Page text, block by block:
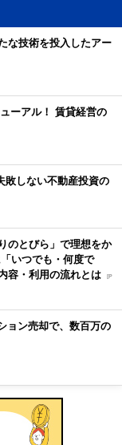
な技術を投入したアー
ーアル！ 賃貸経営の
敗しない不動産投資の
のとびら」で理想をか
いつでも・何度で
容・利用の流れとは [P
ョン売却で、数百万の